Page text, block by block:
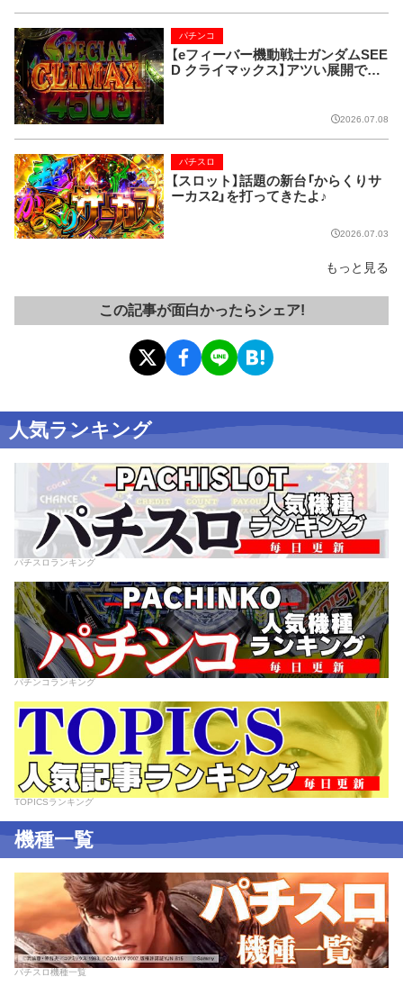
【eフィーバー機動戦士ガンダムSEE
D クライマックス】アツい展開でデ
パチンコ
2026.07.08
【スロット】話題の新台「からくりサ
ーカス2」を打ってきたよ♪
パチスロ
2026.07.03
もっと見る
この記事が面白かったらシェア!
人気ランキング
パチスロランキング
パチンコランキング
TOPICSランキング
機種一覧
パチスロ機種一覧